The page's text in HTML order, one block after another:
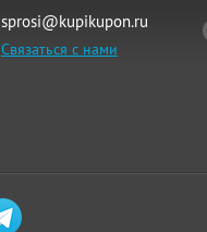
sprosi@kupikupon.ru
Связаться с нами